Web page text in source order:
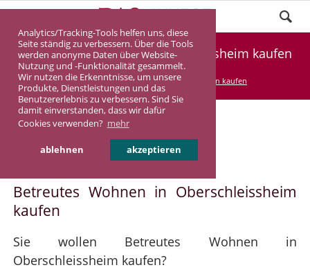
Analytics/Tracking-Tools helfen uns, diese
Seite ständig zu verbessern. Über die Tools
werden anonyme Daten über Website-
Nutzung und -Funktionalität gesammelt.
Wir nutzen die Erkenntnisse, um unsere
Produkte, Dienstleistungen und das
Benutzererlebnis zu verbessern. Sind Sie
damit einverstanden, dass wir dafür
Cookies verwenden? mehr
ablehnen akzeptieren
Betreutes Wohnen in Oberschleissheim kaufen
DASINVEST Service Betreutes Wohnen kaufen
Betreutes Wohnen in
Oberschleissheim
Betreutes Wohnen in Oberschleissheim
kaufen
Sie wollen Betreutes Wohnen in
Oberschleissheim kaufen?